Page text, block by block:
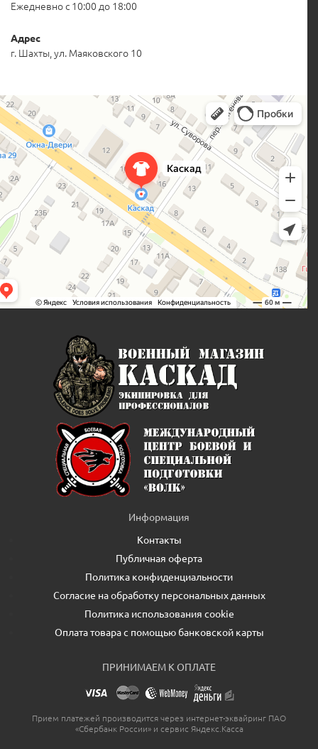
Ежедневно с 10:00 до 18:00
Адрес
г. Шахты, ул. Маяковского 10
Информация
Контакты
Публичная оферта
Политика конфиденциальности
Согласие на обработку персональных данных
Политика использования cookie
Оплата товара с помощью банковской карты
ПРИНИМАЕМ К ОПЛАТЕ
Прием платежей производится через интернет-эквайринг ПАО
«Сбербанк России» и сервис Яндекс.Касса